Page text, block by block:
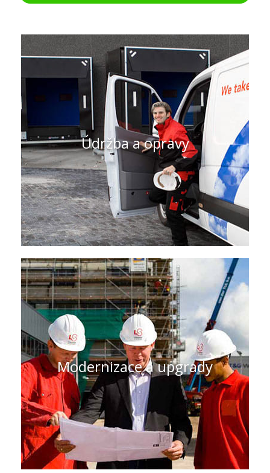
Údržba a opravy
Rozsáhlý servisní program
Jsme vám k dispozici 24 hodin denně, 7
dní v týdnu. Díky naší síti odborných
techniků vyškolených v továrně, je vám
vždy k dispozici technik, který je
nablízku.
ZJISTĚTE VÍCE
Modernizace a upgrady